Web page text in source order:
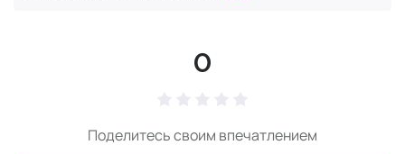
0
Поделитесь своим впечатлением